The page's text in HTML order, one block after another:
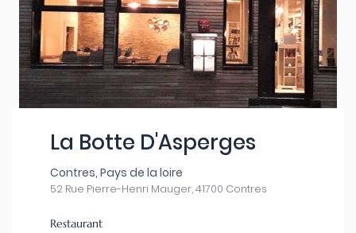
La Botte D'Asperges
Contres, Pays de la loire
52 Rue Pierre-Henri Mauger, 41700 Contres
Restaurant